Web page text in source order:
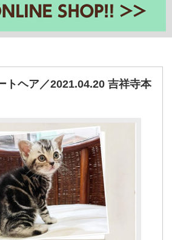
トヘア／2021.04.20 吉祥寺本